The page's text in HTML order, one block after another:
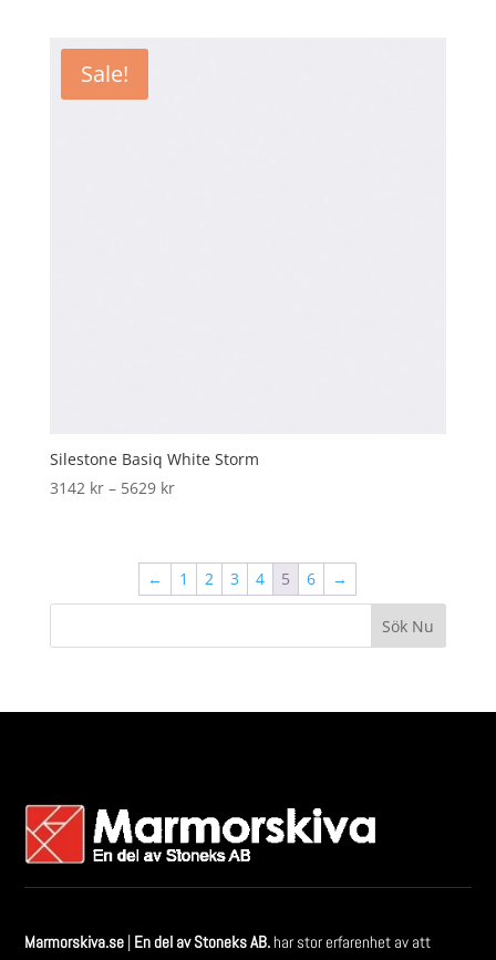
Sale!
Silestone Basiq White Storm
3142 kr – 5629 krPrice
through
5629 kr
← 1 2 3 4 5 6 →
Sök Nu
Marmorskiva.se | En del av Stoneks AB.har stor erfarenhet av att